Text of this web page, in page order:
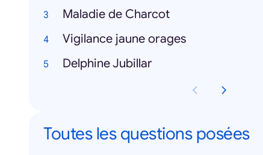
Maladie de Charcot
Vigilance jaune orages
Delphine Jubillar
Toutes les questions posées